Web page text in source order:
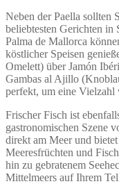
Neben der Paella sollten
beliebtesten Gerichten in
Palma de Mallorca
köstlicher Speisen
Omelett) über Jamón
Gambas al Ajillo
perfekt, um eine Vielzahl
Frischer Fisch ist
gastronomischen Szene
direkt am Meer und
Meeresfrüchten und
hin zu gebratenem
Mittelmeers auf Ihrem